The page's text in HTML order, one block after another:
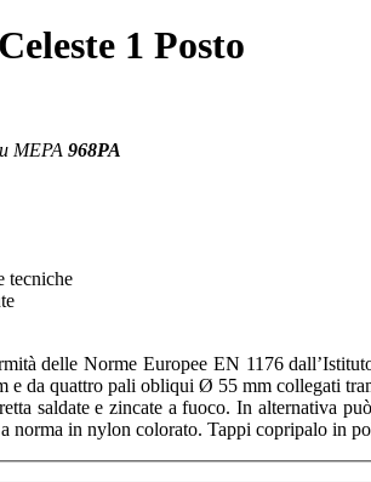
1 Posto
MEPA 968PA
tecniche
delle Norme Europee EN 1176
e da quattro pali obliqui Ø 55 mm collegati
saldate e zincate a fuoco. In alternativa
norma in nylon colorato. Tappi copripalo in